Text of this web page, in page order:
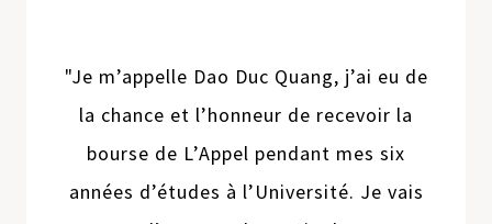
"Je m’appelle Dao Duc Quang, j’ai eu de
la chance et l’honneur de recevoir la
bourse de L’Appel pendant mes six
années d’études à l’Université. Je vais